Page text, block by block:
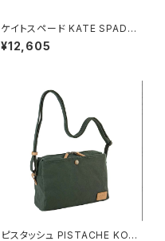
ケイトスペード KATE SPADE
ケイラ スモール Lジップ ウォレ
ット 二つ折り財布 kk056-801
¥12,605
ピスタッシュ PISTACHE KON